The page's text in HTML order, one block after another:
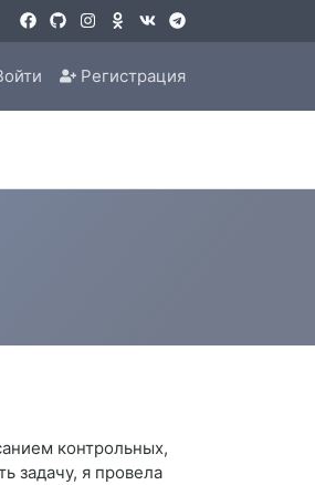
Регистрация
контрольных,
задачу, я провела